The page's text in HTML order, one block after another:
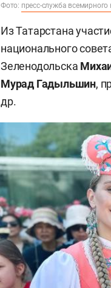
Фото: пресс-служба всемирного
Из Татарстана
национального
Зеленодольска
Мурад Гадыльшин,
др.